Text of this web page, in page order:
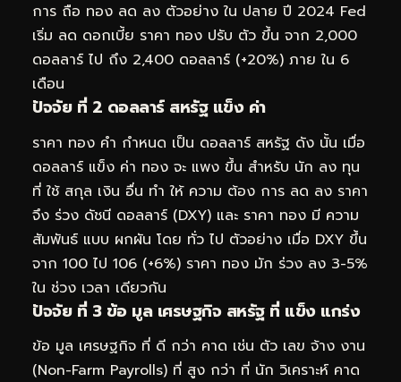
การ ถือ ทอง ลด ลง ตัวอย่าง ใน ปลาย ปี 2024 Fed
เริ่ม ลด ดอกเบี้ย ราคา ทอง ปรับ ตัว ขึ้น จาก 2,000
ดอลลาร์ ไป ถึง 2,400 ดอลลาร์ (+20%) ภาย ใน 6
เดือน
ปัจจัย ที่ 2 ดอลลาร์ สหรัฐ แข็ง ค่า
ราคา ทอง คำ กำหนด เป็น ดอลลาร์ สหรัฐ ดัง นั้น เมื่อ
ดอลลาร์ แข็ง ค่า ทอง จะ แพง ขึ้น สำหรับ นัก ลง ทุน
ที่ ใช้ สกุล เงิน อื่น ทำ ให้ ความ ต้อง การ ลด ลง ราคา
จึง ร่วง ดัชนี ดอลลาร์ (DXY) และ ราคา ทอง มี ความ
สัมพันธ์ แบบ ผกผัน โดย ทั่ว ไป ตัวอย่าง เมื่อ DXY ขึ้น
จาก 100 ไป 106 (+6%) ราคา ทอง มัก ร่วง ลง 3-5%
ใน ช่วง เวลา เดียวกัน
ปัจจัย ที่ 3 ข้อ มูล เศรษฐกิจ สหรัฐ ที่ แข็ง แกร่ง
ข้อ มูล เศรษฐกิจ ที่ ดี กว่า คาด เช่น ตัว เลข จ้าง งาน
(Non-Farm Payrolls) ที่ สูง กว่า ที่ นัก วิเคราะห์ คาด